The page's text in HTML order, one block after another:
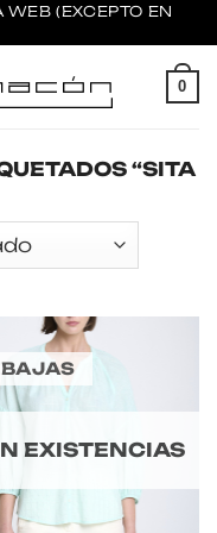
(EXCEPTO EN
0
“SITA
EXISTENCIAS